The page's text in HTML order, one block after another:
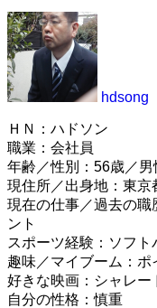
hdsong
ＨＮ：ハドソン
職業：会社員
年齢／性別：56歳／男
現住所／出身地：東京
現在の仕事／過去の職
ント
スポーツ経験：ソフ
趣味／マイブーム：ポ
好きな映画：シャレー
自分の性格：慎重